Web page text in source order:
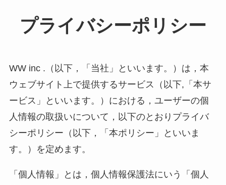
プライバシーポリシー
WW inc .（以下，「当社」といいます。）は，本
ウェブサイト上で提供するサービス（以下,「本サ
ービス」といいます。）における，ユーザーの個
人情報の取扱いについて，以下のとおりプライバ
シーポリシー（以下，「本ポリシー」といいま
す。）を定めます。
「個人情報」とは，個人情報保護法にいう「個人